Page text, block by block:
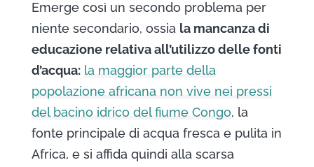
Emerge così un secondo problema per
niente secondario, ossia la mancanza di
educazione relativa all’utilizzo delle fonti
d’acqua: la maggior parte della
popolazione africana non vive nei pressi
del bacino idrico del fiume Congo, la
fonte principale di acqua fresca e pulita in
Africa, e si affida quindi alla scarsa